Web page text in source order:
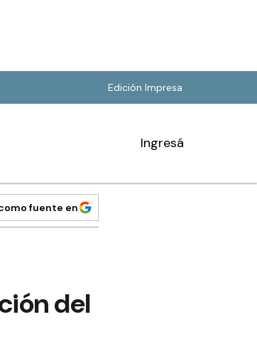
Edición Impresa
Ingresá
fuente en
del